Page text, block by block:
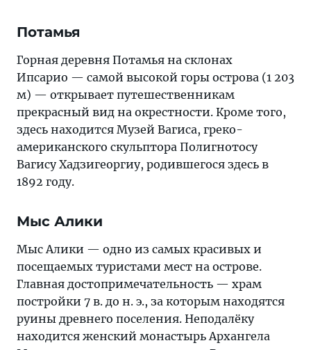
Потамья
Горная деревня Потамья на склонах
Ипсарио — самой высокой горы острова (1 203
м) — открывает путешественникам
прекрасный вид на окрестности. Кроме того,
здесь находится Музей Вагиса, греко-
американского скульптора Полигнотосу
Вагису Хадзигеоргиу, родившегося здесь в
1892 году.
Мыс Алики
Мыс Алики — одно из самых красивых и
посещаемых туристами мест на острове.
Главная достопримечательность — храм
постройки 7 в. до н. э., за которым находятся
руины древнего поселения. Неподалёку
находится женский монастырь Архангела